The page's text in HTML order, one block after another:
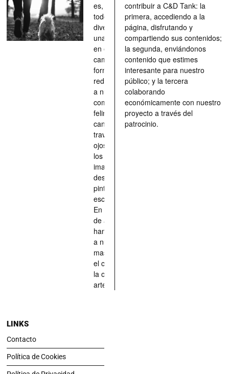
es, ante
todo, un
divertimento,
una parada
en el
camino, una
forma de
redescubrir
a nuestros
compañeros
felinos y
caninos a
través de los
ojos quienes
los han
imaginado,
descrito,
pintado,
esculpido...
En definitiva,
de aquellos
han situado
a nuestras
mascotas en
el centro de
la obra de
arte.
contribuir a C&D Tank: la
primera, accediendo a la
página, disfrutando y
compartiendo sus contenidos;
la segunda, enviándonos
contenido que estimes
interesante para nuestro
público; y la tercera
colaborando
económicamente con nuestro
proyecto a través del
patrocinio.
LINKS
Contacto
Política de Cookies